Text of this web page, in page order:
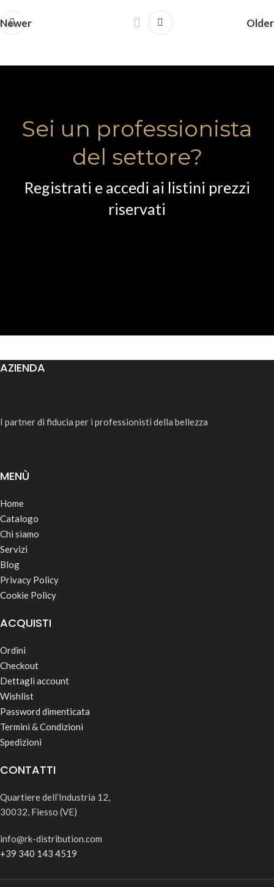
Newer Older
Sei un professionista
del settore?
Registrati e accedi ai listini prezzi
riservati
AZIENDA
I partner di fiducia per i professionisti della bellezza
MENÙ
Home
Catalogo
Chi siamo
Servizi
Blog
Privacy Policy
Cookie Policy
ACQUISTI
Ordini
Checkout
Dettagli account
Wishlist
Password dimenticata
Termini & Condizioni
Spedizioni
CONTATTI
Quartiere dell’Industria 12,
30032, Fiesso (VE)
info@rk-distribution.com
+39 340 143 4519